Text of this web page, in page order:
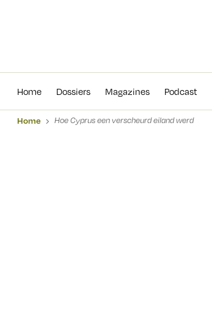
Home Dossiers Magazines Podcast
Home Hoe Cyprus een verscheurd eiland werd